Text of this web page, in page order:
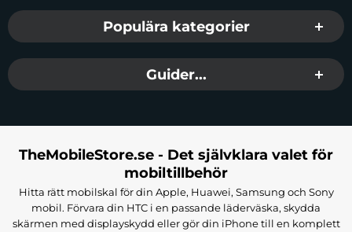
Populära kategorier
Guider...
TheMobileStore.se - Det självklara valet för
mobiltillbehör
Hitta rätt mobilskal för din Apple, Huawei, Samsung och Sony
mobil. Förvara din HTC i en passande läderväska, skydda
skärmen med displayskydd eller gör din iPhone till en komplett